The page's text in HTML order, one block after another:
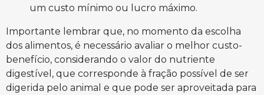
um custo mínimo ou lucro máximo.
Importante lembrar que, no momento da escolha
dos alimentos, é necessário avaliar o melhor custo-
benefício, considerando o valor do nutriente
digestível, que corresponde à fração possível de ser
digerida pelo animal e que pode ser aproveitada para